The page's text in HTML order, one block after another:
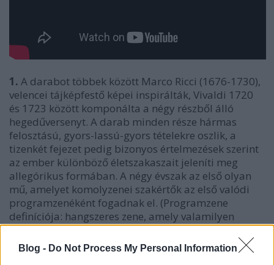
Blog - Do Not Process My Personal Information
1. A darabot többek között Marco Ricci (1676-1730),
velencei tájképfestő képei inspirálták, Vivaldi 1720
és 1723 között komponálta a négy részből álló
hegedűversenyt. A darab minden része hármas
felosztású, gyors-lassú-gyors tételekre oszlik, a
tizenkét fejezet pedig bizonyos értelmezések szerint
az ember különböző életszakaszait jeleníti meg
allegórikus formában. A négy évszak az első olyan
mű, amelyet komolyzenei szakértők az első valódi
programzenéként fogadnak el. (Programzene
definíciója: hangszeres zene, amely valamilyen
fogalmilag megragadható téma leírásával
kapcsolatos. Célja, hogy a hallgató a zenéhez
képeket, helyzeteket, hangulatokat asszociáljon. Erre